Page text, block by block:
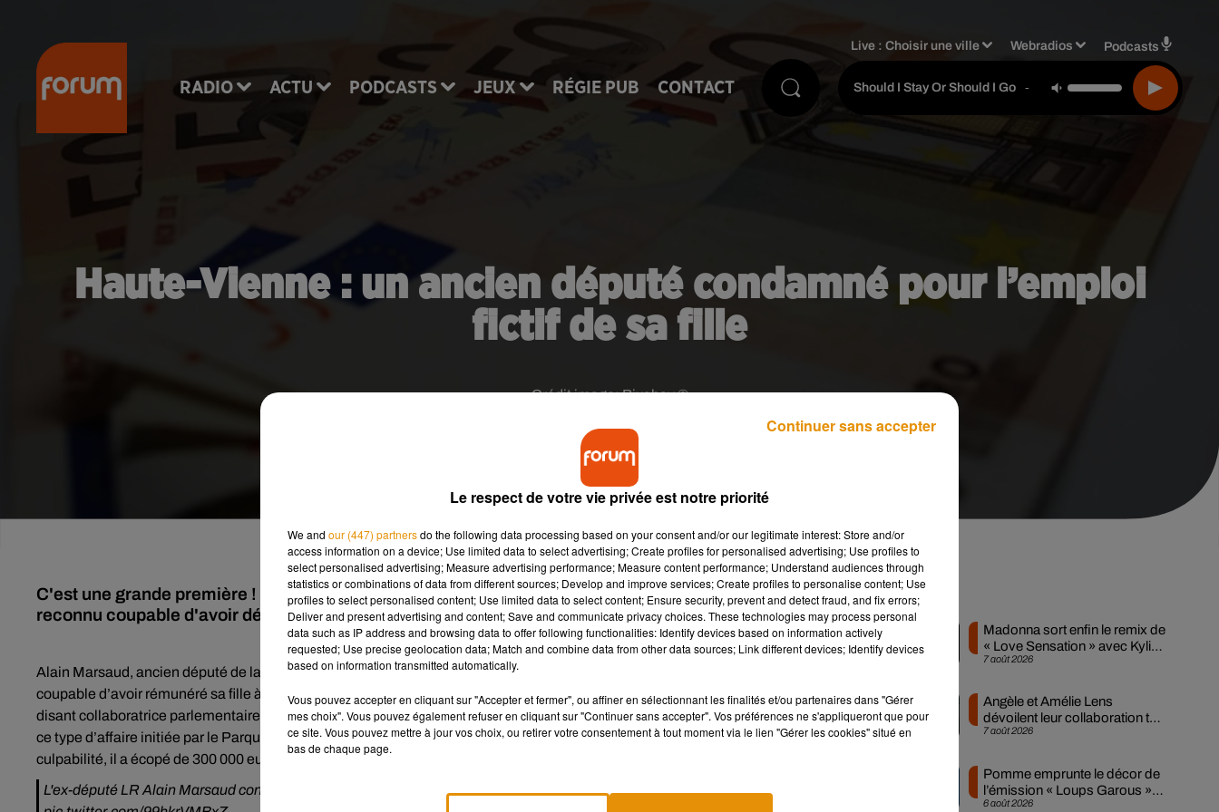
RADIO ACTU PODCASTS JEUX RÉGIE PUB CONTACT
Live :Choisir une ville Webradios Podcasts
Should I Stay Or Should I Go - The Clash
Haute-Vienne : un ancien député condamné pour l’emploi
fictif de sa fille
Crédit image:Pixabay ©
C'est une grande première ! Hier, un ancien député de Haute-Vienne a été condamné à Paris. Il a été
reconnu coupable d'avoir détourné des fonds publics.
Alain Marsaud, ancien député de la Haute-Vienne et ancien magistrat antiterroriste a été condamné hier. Il a été reconnu
coupable d’avoir rémunéré sa fille à hauteur de 204 000 euros dans le cadre d’un emploi fictif. La jeune femme était soit
disant collaboratrice parlementaire alors qu’il n’en était rien. C’est la première fois qu’un parlementaire est condamné dans
ce type d’affaire initiée par le Parquet national financier. Dans le cadre d’une comparution sur reconnaissance préalable de
culpabilité, il a écopé de 300 000 euros d’amende et trois ans d’inéligibilité pour avoir détourné des fonds publics.
L'ex-député LR Alain Marsaud condamné pour l'emploi fictif de sa fillehttps://t.co/gthK4ODQZt#AFP
Musique
7 août 2026
Madonna sort enfin le remix de
« Love Sensation » avec Kylie
Minogue
7 août 2026
Angèle et Amélie Lens
dévoilent leur collaboration tant
attendue
6 août 2026
Pomme emprunte le décor de
l’émission « Loups Garous »
pour son...
Le respect de votre vie privée est notre priorité
We and our (447) partnersdo the following data processing based on your consent and/or our legitimate interest: Store and/or
access information on a device; Use limited data to select advertising; Create profiles for personalised advertising; Use profiles to
select personalised advertising; Measure advertising performance; Measure content performance; Understand audiences through
statistics or combinations of data from different sources; Develop and improve services; Create profiles to personalise content; Use
profiles to select personalised content; Use limited data to select content; Ensure security, prevent and detect fraud, and fix errors;
Deliver and present advertising and content; Save and communicate privacy choices. These technologies may process personal
data such as IP address and browsing data to offer following functionalities: Identify devices based on information actively
requested; Use precise geolocation data; Match and combine data from other data sources; Link different devices; Identify devices
based on information transmitted automatically.
Vous pouvez accepter en cliquant sur "Accepter et fermer", ou affiner en sélectionnant les finalités et/ou partenaires dans "Gérer
mes choix". Vous pouvez également refuser en cliquant sur "Continuer sans accepter". Vos préférences ne s'appliqueront que pour
ce site. Vous pouvez mettre à jour vos choix, ou retirer votre consentement à tout moment via le lien "Gérer les cookies" situé en
bas de chaque page.
Continuer sans accepter